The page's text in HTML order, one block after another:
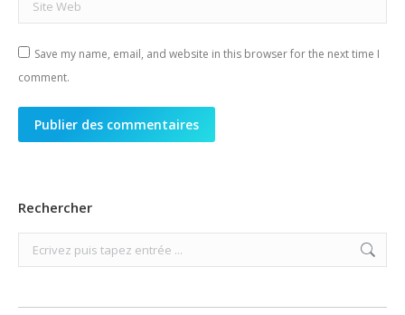
Save my name, email, and website in this browser for the next time I
comment.
Publier des commentaires
Rechercher
Search: